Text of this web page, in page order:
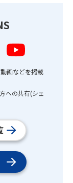
画などを掲載
への共有(シェ